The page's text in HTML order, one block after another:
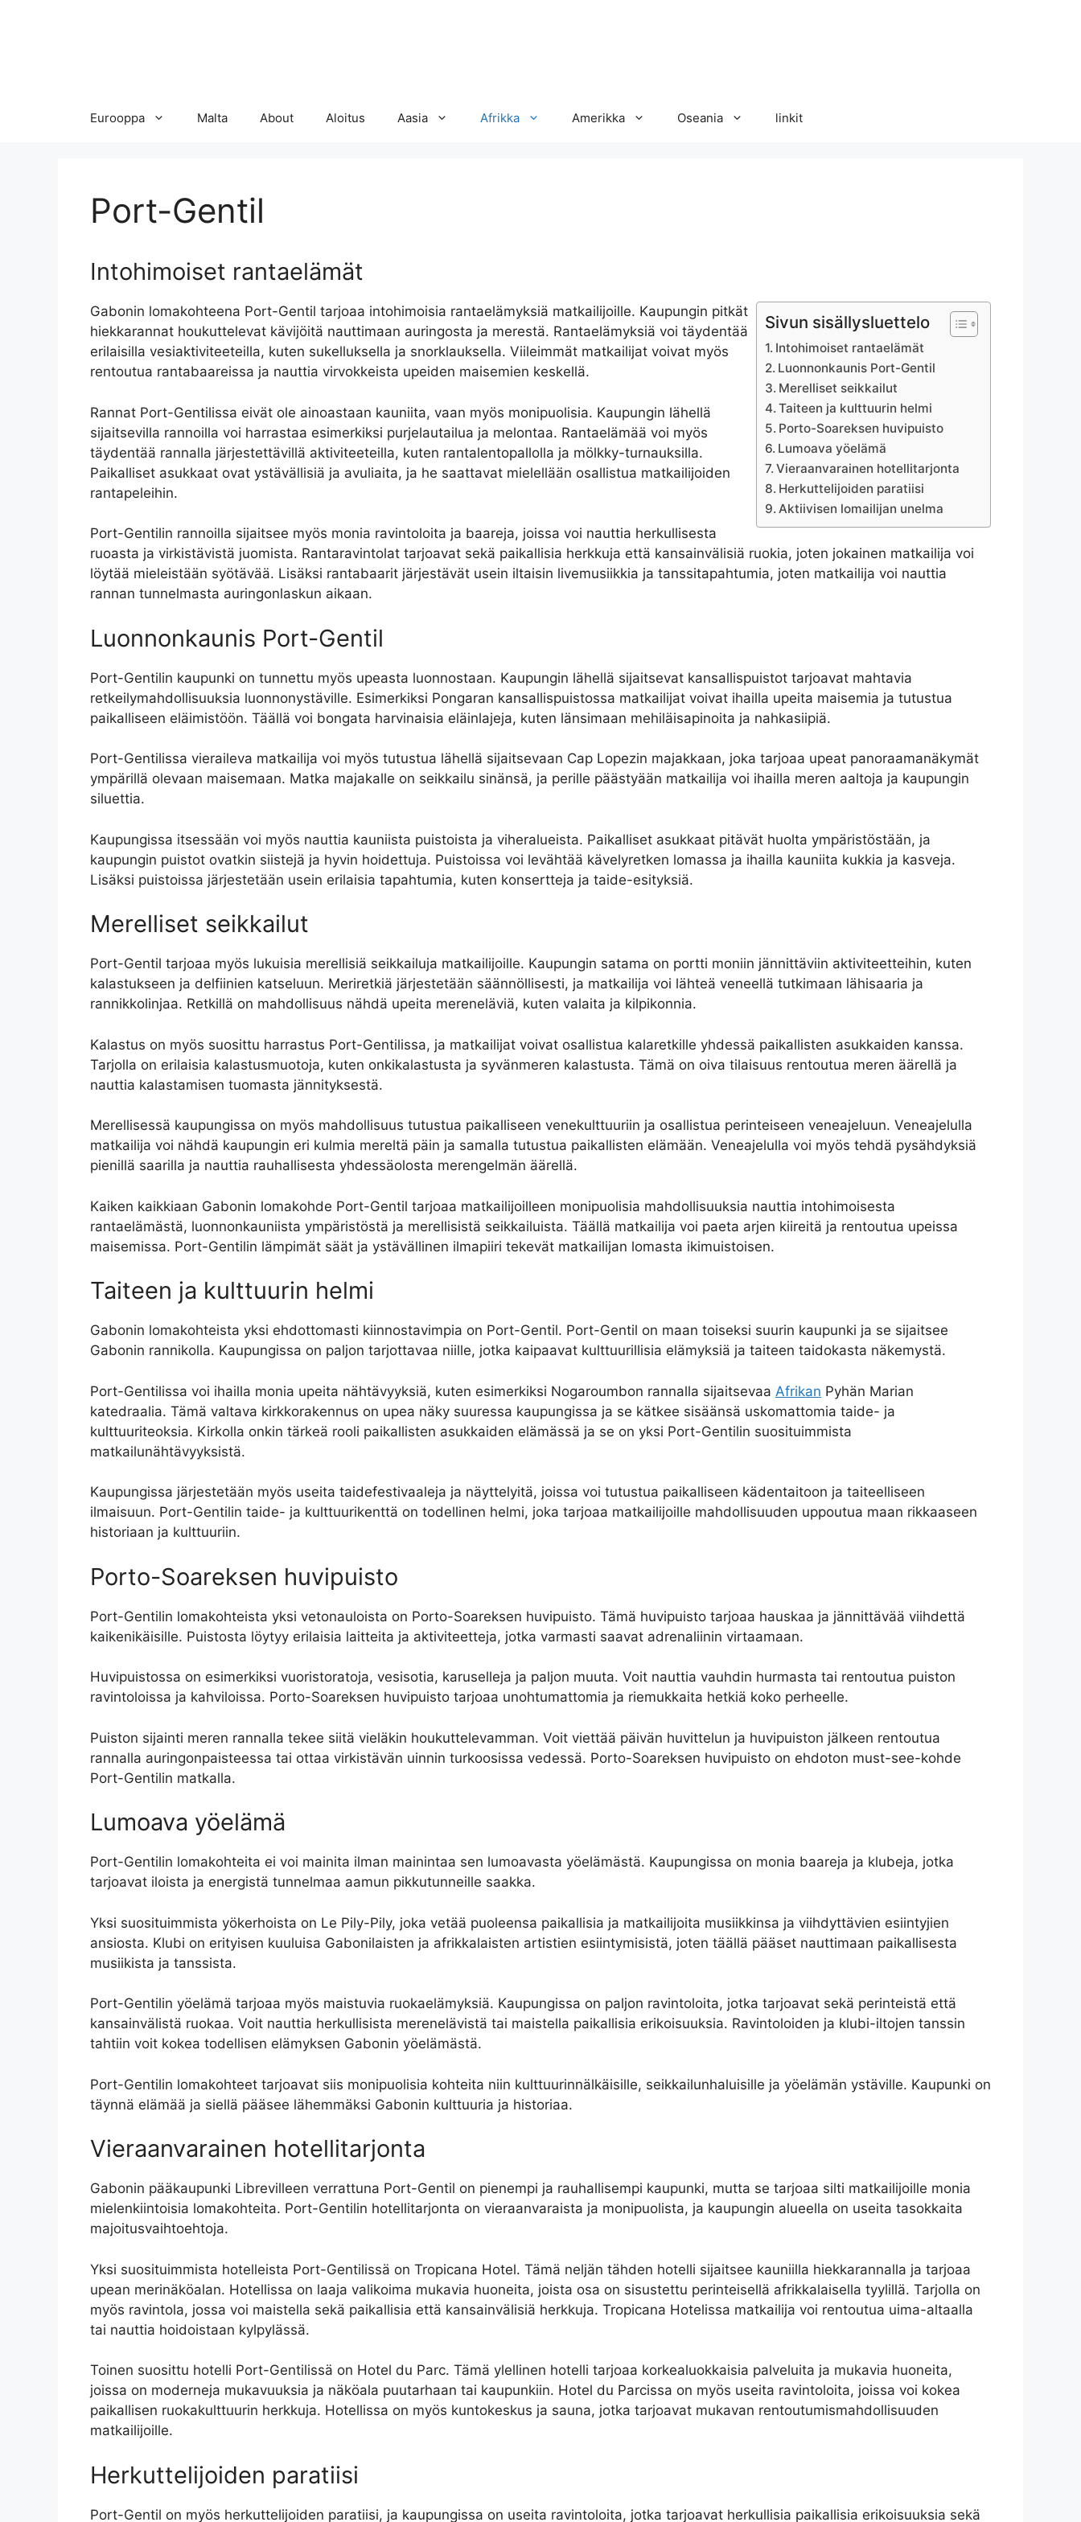
Eurooppa Malta About Aloitus Aasia Afrikka Amerikka Oseania linkit
Port-Gentil
Intohimoiset rantaelämät
Sivun sisällysluettelo
Intohimoiset rantaelämät
Luonnonkaunis Port-Gentil
Merelliset seikkailut
Taiteen ja kulttuurin helmi
Porto-Soareksen huvipuisto
Lumoava yöelämä
Vieraanvarainen hotellitarjonta
Herkuttelijoiden paratiisi
Aktiivisen lomailijan unelma
Gabonin lomakohteena Port-Gentil tarjoaa intohimoisia rantaelämyksiä matkailijoille. Kaupungin pitkät
hiekkarannat houkuttelevat kävijöitä nauttimaan auringosta ja merestä. Rantaelämyksiä voi täydentää
erilaisilla vesiaktiviteeteilla, kuten sukelluksella ja snorklauksella. Viileimmät matkailijat voivat myös
rentoutua rantabaareissa ja nauttia virvokkeista upeiden maisemien keskellä.
Rannat Port-Gentilissa eivät ole ainoastaan kauniita, vaan myös monipuolisia. Kaupungin lähellä
sijaitsevilla rannoilla voi harrastaa esimerkiksi purjelautailua ja melontaa. Rantaelämää voi myös
täydentää rannalla järjestettävillä aktiviteeteilla, kuten rantalentopallolla ja mölkky-turnauksilla.
Paikalliset asukkaat ovat ystävällisiä ja avuliaita, ja he saattavat mielellään osallistua matkailijoiden
rantapeleihin.
Port-Gentilin rannoilla sijaitsee myös monia ravintoloita ja baareja, joissa voi nauttia herkullisesta
ruoasta ja virkistävistä juomista. Rantaravintolat tarjoavat sekä paikallisia herkkuja että kansainvälisiä ruokia, joten jokainen matkailija voi
löytää mieleistään syötävää. Lisäksi rantabaarit järjestävät usein iltaisin livemusiikkia ja tanssitapahtumia, joten matkailija voi nauttia
rannan tunnelmasta auringonlaskun aikaan.
Luonnonkaunis Port-Gentil
Port-Gentilin kaupunki on tunnettu myös upeasta luonnostaan. Kaupungin lähellä sijaitsevat kansallispuistot tarjoavat mahtavia
retkeilymahdollisuuksia luonnonystäville. Esimerkiksi Pongaran kansallispuistossa matkailijat voivat ihailla upeita maisemia ja tutustua
paikalliseen eläimistöön. Täällä voi bongata harvinaisia eläinlajeja, kuten länsimaan mehiläisapinoita ja nahkasiipiä.
Port-Gentilissa vieraileva matkailija voi myös tutustua lähellä sijaitsevaan Cap Lopezin majakkaan, joka tarjoaa upeat panoraamanäkymät
ympärillä olevaan maisemaan. Matka majakalle on seikkailu sinänsä, ja perille päästyään matkailija voi ihailla meren aaltoja ja kaupungin
siluettia.
Kaupungissa itsessään voi myös nauttia kauniista puistoista ja viheralueista. Paikalliset asukkaat pitävät huolta ympäristöstään, ja
kaupungin puistot ovatkin siistejä ja hyvin hoidettuja. Puistoissa voi levähtää kävelyretken lomassa ja ihailla kauniita kukkia ja kasveja.
Lisäksi puistoissa järjestetään usein erilaisia tapahtumia, kuten konsertteja ja taide-esityksiä.
Merelliset seikkailut
Port-Gentil tarjoaa myös lukuisia merellisiä seikkailuja matkailijoille. Kaupungin satama on portti moniin jännittäviin aktiviteetteihin, kuten
kalastukseen ja delfiinien katseluun. Meriretkiä järjestetään säännöllisesti, ja matkailija voi lähteä veneellä tutkimaan lähisaaria ja
rannikkolinjaa. Retkillä on mahdollisuus nähdä upeita mereneläviä, kuten valaita ja kilpikonnia.
Kalastus on myös suosittu harrastus Port-Gentilissa, ja matkailijat voivat osallistua kalaretkille yhdessä paikallisten asukkaiden kanssa.
Tarjolla on erilaisia kalastusmuotoja, kuten onkikalastusta ja syvänmeren kalastusta. Tämä on oiva tilaisuus rentoutua meren äärellä ja
nauttia kalastamisen tuomasta jännityksestä.
Merellisessä kaupungissa on myös mahdollisuus tutustua paikalliseen venekulttuuriin ja osallistua perinteiseen veneajeluun. Veneajelulla
matkailija voi nähdä kaupungin eri kulmia mereltä päin ja samalla tutustua paikallisten elämään. Veneajelulla voi myös tehdä pysähdyksiä
pienillä saarilla ja nauttia rauhallisesta yhdessäolosta merengelmän äärellä.
Kaiken kaikkiaan Gabonin lomakohde Port-Gentil tarjoaa matkailijoilleen monipuolisia mahdollisuuksia nauttia intohimoisesta
rantaelämästä, luonnonkauniista ympäristöstä ja merellisistä seikkailuista. Täällä matkailija voi paeta arjen kiireitä ja rentoutua upeissa
maisemissa. Port-Gentilin lämpimät säät ja ystävällinen ilmapiiri tekevät matkailijan lomasta ikimuistoisen.
Taiteen ja kulttuurin helmi
Gabonin lomakohteista yksi ehdottomasti kiinnostavimpia on Port-Gentil. Port-Gentil on maan toiseksi suurin kaupunki ja se sijaitsee
Gabonin rannikolla. Kaupungissa on paljon tarjottavaa niille, jotka kaipaavat kulttuurillisia elämyksiä ja taiteen taidokasta näkemystä.
Port-Gentilissa voi ihailla monia upeita nähtävyyksiä, kuten esimerkiksi Nogaroumbon rannalla sijaitsevaa Afrikan Pyhän Marian
katedraalia. Tämä valtava kirkkorakennus on upea näky suuressa kaupungissa ja se kätkee sisäänsä uskomattomia taide- ja
kulttuuriteoksia. Kirkolla onkin tärkeä rooli paikallisten asukkaiden elämässä ja se on yksi Port-Gentilin suosituimmista
matkailunähtävyyksistä.
Kaupungissa järjestetään myös useita taidefestivaaleja ja näyttelyitä, joissa voi tutustua paikalliseen kädentaitoon ja taiteelliseen
ilmaisuun. Port-Gentilin taide- ja kulttuurikenttä on todellinen helmi, joka tarjoaa matkailijoille mahdollisuuden uppoutua maan rikkaaseen
historiaan ja kulttuuriin.
Porto-Soareksen huvipuisto
Port-Gentilin lomakohteista yksi vetonauloista on Porto-Soareksen huvipuisto. Tämä huvipuisto tarjoaa hauskaa ja jännittävää viihdettä
kaikenikäisille. Puistosta löytyy erilaisia laitteita ja aktiviteetteja, jotka varmasti saavat adrenaliinin virtaamaan.
Huvipuistossa on esimerkiksi vuoristoratoja, vesisotia, karuselleja ja paljon muuta. Voit nauttia vauhdin hurmasta tai rentoutua puiston
ravintoloissa ja kahviloissa. Porto-Soareksen huvipuisto tarjoaa unohtumattomia ja riemukkaita hetkiä koko perheelle.
Puiston sijainti meren rannalla tekee siitä vieläkin houkuttelevamman. Voit viettää päivän huvittelun ja huvipuiston jälkeen rentoutua
rannalla auringonpaisteessa tai ottaa virkistävän uinnin turkoosissa vedessä. Porto-Soareksen huvipuisto on ehdoton must-see-kohde
Port-Gentilin matkalla.
Lumoava yöelämä
Port-Gentilin lomakohteita ei voi mainita ilman mainintaa sen lumoavasta yöelämästä. Kaupungissa on monia baareja ja klubeja, jotka
tarjoavat iloista ja energistä tunnelmaa aamun pikkutunneille saakka.
Yksi suosituimmista yökerhoista on Le Pily-Pily, joka vetää puoleensa paikallisia ja matkailijoita musiikkinsa ja viihdyttävien esiintyjien
ansiosta. Klubi on erityisen kuuluisa Gabonilaisten ja afrikkalaisten artistien esiintymisistä, joten täällä pääset nauttimaan paikallisesta
musiikista ja tanssista.
Port-Gentilin yöelämä tarjoaa myös maistuvia ruokaelämyksiä. Kaupungissa on paljon ravintoloita, jotka tarjoavat sekä perinteistä että
kansainvälistä ruokaa. Voit nauttia herkullisista merenelävistä tai maistella paikallisia erikoisuuksia. Ravintoloiden ja klubi-iltojen tanssin
tahtiin voit kokea todellisen elämyksen Gabonin yöelämästä.
Port-Gentilin lomakohteet tarjoavat siis monipuolisia kohteita niin kulttuurinnälkäisille, seikkailunhaluisille ja yöelämän ystäville. Kaupunki on
täynnä elämää ja siellä pääsee lähemmäksi Gabonin kulttuuria ja historiaa.
Vieraanvarainen hotellitarjonta
Gabonin pääkaupunki Librevilleen verrattuna Port-Gentil on pienempi ja rauhallisempi kaupunki, mutta se tarjoaa silti matkailijoille monia
mielenkiintoisia lomakohteita. Port-Gentilin hotellitarjonta on vieraanvaraista ja monipuolista, ja kaupungin alueella on useita tasokkaita
majoitusvaihtoehtoja.
Yksi suosituimmista hotelleista Port-Gentilissä on Tropicana Hotel. Tämä neljän tähden hotelli sijaitsee kauniilla hiekkarannalla ja tarjoaa
upean merinäköalan. Hotellissa on laaja valikoima mukavia huoneita, joista osa on sisustettu perinteisellä afrikkalaisella tyylillä. Tarjolla on
myös ravintola, jossa voi maistella sekä paikallisia että kansainvälisiä herkkuja. Tropicana Hotelissa matkailija voi rentoutua uima-altaalla
tai nauttia hoidoistaan ​​kylpylässä.
Toinen suosittu hotelli Port-Gentilissä on Hotel du Parc. Tämä ylellinen hotelli tarjoaa korkealuokkaisia ​​palveluita ja mukavia huoneita,
joissa on moderneja mukavuuksia ja näköala puutarhaan tai kaupunkiin. Hotel du Parcissa on myös useita ravintoloita, joissa voi kokea
paikallisen ruokakulttuurin herkkuja. Hotellissa on myös kuntokeskus ja sauna, jotka tarjoavat mukavan rentoutumismahdollisuuden
matkailijoille.
Herkuttelijoiden paratiisi
Port-Gentil on myös herkuttelijoiden paratiisi, ja kaupungissa on useita ravintoloita, jotka tarjoavat herkullisia paikallisia erikoisuuksia sekä